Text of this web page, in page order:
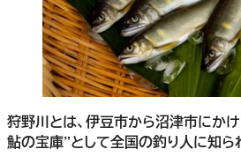
狩野川とは、伊豆市から沼津市にか
鮎の宝庫”として全国の釣り人に知ら